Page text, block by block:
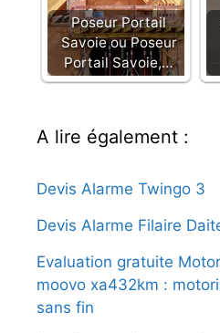
Poseur Portail
Savoie ou Poseur
Portail Savoie,…
A lire également :
Devis Alarme Twingo 3
Devis Alarme Filaire
Evaluation gratuite
moovo xa432km :
sans fin